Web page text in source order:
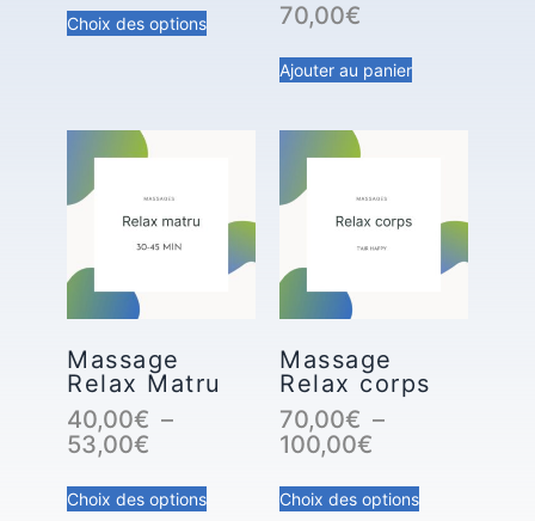
Choix des options
70,00€
Ajouter au panier
Massage
Relax Matru
40,00€ –
53,00€
Choix des options
Massage
Relax corps
70,00€ –
100,00€
Choix des options